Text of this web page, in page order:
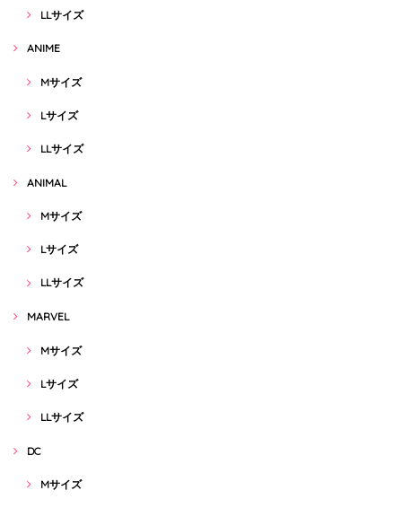
LLサイズ
ANIME
Mサイズ
Lサイズ
LLサイズ
ANIMAL
Mサイズ
Lサイズ
LLサイズ
MARVEL
Mサイズ
Lサイズ
LLサイズ
DC
Mサイズ